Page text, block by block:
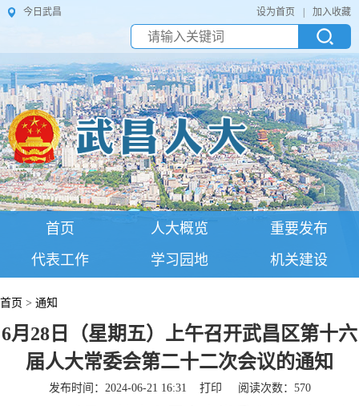
今日武昌 设为首页 加入收藏
首页 人大概览
重要发布
代表工作
学习园地 机关建设
首页 > 通知
6月28日（星期五）上午召开武昌区第十六
届人大常委会第二十二次会议的通知
发布时间：2024-06-21 16:31 打印 阅读次数： 570